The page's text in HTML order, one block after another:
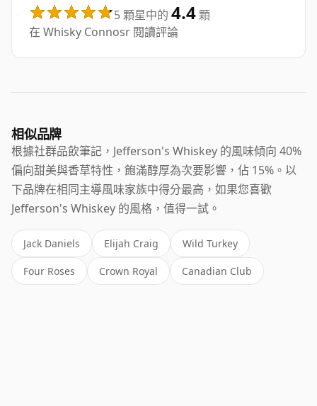
5 顆星中的 4.4顆
在 Whisky Connosr 閱讀評論
相似品牌
根據社群品飲筆記，Jefferson's Whiskey 的風味傾向 40%
偏向甜美與香草特性，飽滿醇厚為次要影響，佔 15%。以
下品牌在相同主導風味家族中得分最高，如果您喜歡
Jefferson's Whiskey 的風格，值得一試。
Jack Daniels Elijah Craig Wild Turkey
Four Roses Crown Royal Canadian Club